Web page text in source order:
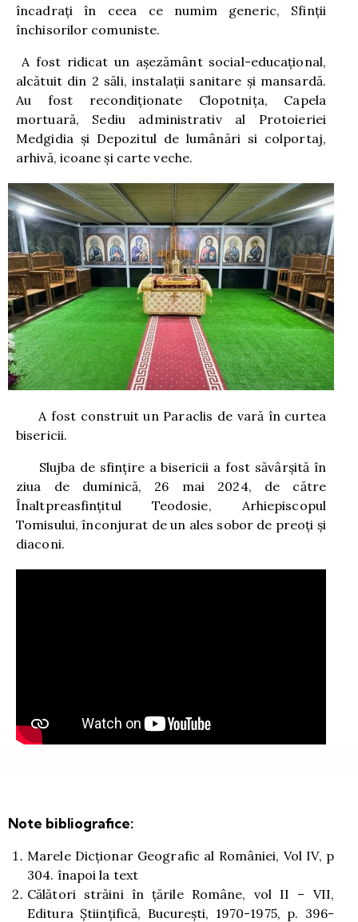
încadrați în ceea ce numim generic, Sfinții
închisorilor comuniste.
A fost ridicat un așezământ social-educațional,
alcătuit din 2 săli, instalații sanitare și mansardă.
Au fost recondiționate Clopotnița, Capela
mortuară, Sediu administrativ al Protoieriei
Medgidia și Depozitul de lumânări si colportaj,
arhivă, icoane și carte veche.
A fost construit un Paraclis de vară în curtea
bisericii.
Slujba de sfințire a bisericii a fost săvârșită în
ziua de duminică, 26 mai 2024, de către
Înaltpreasfințitul Teodosie, Arhiepiscopul
Tomisului, înconjurat de un ales sobor de preoți și
diaconi.
Note bibliografice:
Marele Dicţionar Geografic al României, Vol IV, p
304. înapoi la text
Călători străini în ţările Române, vol II – VII,
Editura Ştiinţifică, Bucureşti, 1970-1975, p. 396-